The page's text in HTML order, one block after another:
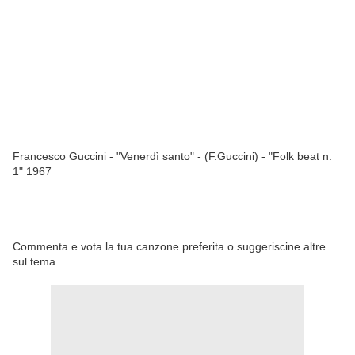
Francesco Guccini - "Venerdì santo" - (F.Guccini) - "Folk beat n.
1" 1967
Commenta e vota la tua canzone preferita o suggeriscine altre
sul tema.